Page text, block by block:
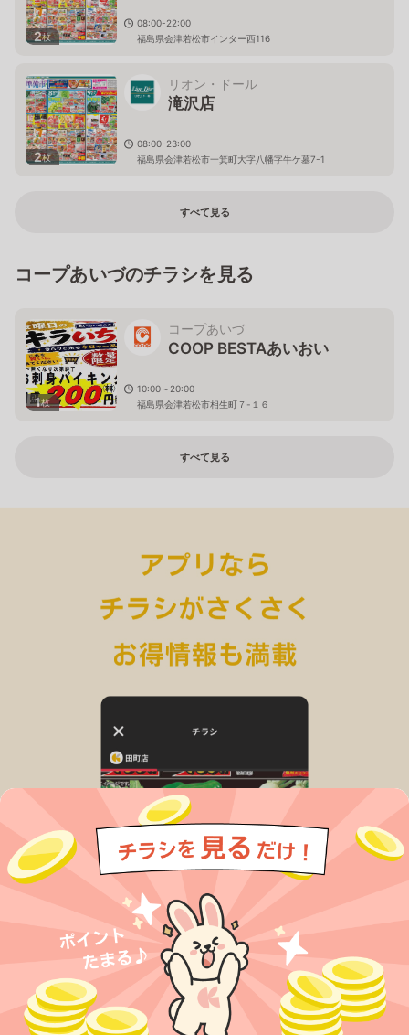
2枚
08:00-22:00
福島県会津若松市インター西116
2枚
リオン・ドール
滝沢店
08:00-23:00
福島県会津若松市一箕町大字八幡字牛ケ墓7-1
すべて見る
コープあいづのチラシを見る
1枚
コープあいづ
COOP BESTAあいおい
10:00～20:00
福島県会津若松市相生町７-１６
すべて見る